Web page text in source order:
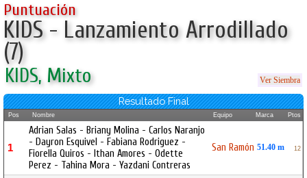
Puntuación
KIDS - Lanzamiento Arrodillado
(7)
KIDS, Mixto Ver Siembra
Resultado Final
Pos Nombre Equipo Marca Ptos
1
Adrian Salas - Briany Molina - Carlos Naranjo
- Dayron Esquivel - Fabiana Rodriguez -
Fiorella Quiros - Ithan Amores - Odette
Perez - Tahina Mora - Yazdani Contreras
San Ramón 51.40 m 12